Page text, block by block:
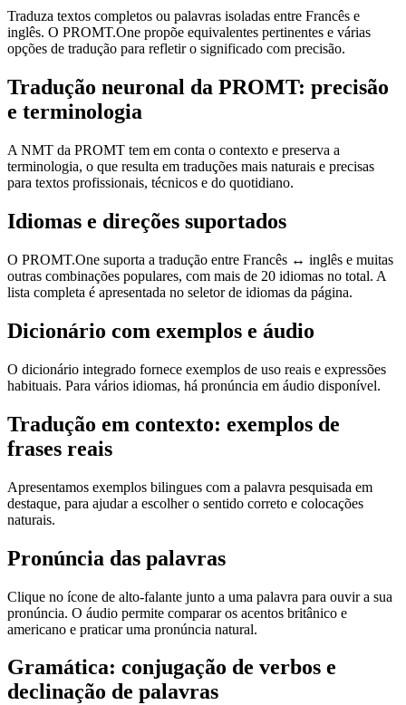
Traduza textos completos ou palavras isoladas entre Francês e
inglês. O PROMT.One propõe equivalentes pertinentes e várias
opções de tradução para refletir o significado com precisão.
Tradução neuronal da PROMT: precisão
e terminologia
A NMT da PROMT tem em conta o contexto e preserva a
terminologia, o que resulta em traduções mais naturais e precisas
para textos profissionais, técnicos e do quotidiano.
Idiomas e direções suportados
O PROMT.One suporta a tradução entre Francês ↔ inglês e muitas
outras combinações populares, com mais de 20 idiomas no total. A
lista completa é apresentada no seletor de idiomas da página.
Dicionário com exemplos e áudio
O dicionário integrado fornece exemplos de uso reais e expressões
habituais. Para vários idiomas, há pronúncia em áudio disponível.
Tradução em contexto: exemplos de
frases reais
Apresentamos exemplos bilingues com a palavra pesquisada em
destaque, para ajudar a escolher o sentido correto e colocações
naturais.
Pronúncia das palavras
Clique no ícone de alto-falante junto a uma palavra para ouvir a sua
pronúncia. O áudio permite comparar os acentos britânico e
americano e praticar uma pronúncia natural.
Gramática: conjugação de verbos e
declinação de palavras